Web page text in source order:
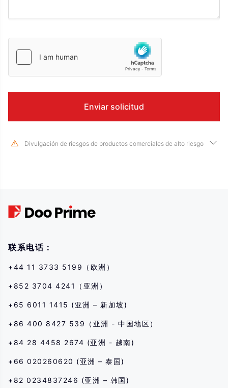
Divulgación de riesgos de productos comerciales de alto riesgo
comprender completamente los riesgos de operar con el instrumento
联系电话：
+44 11 3733 5199（欧洲）
+852 3704 4241（亚洲）
+65 6011 1415 (亚洲 – 新加坡)
+86 400 8427 539（亚洲 - 中国地区）
+84 28 4458 2674 (亚洲 - 越南)
+66 020260620 (亚洲 – 泰国)
+82 0234837246 (亚洲 – 韩国)